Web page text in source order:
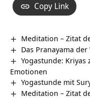
Copy Link
Meditation – Zitat
Das Pranayama
Yogastunde:
Emotionen
Yogastunde mit
Meditation – Zitat